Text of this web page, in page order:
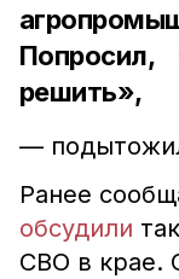
решить»,
—
Ранее
обсудили
СВО в крае.